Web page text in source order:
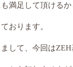
満足して頂けるか
おります。
して、今回はZEH